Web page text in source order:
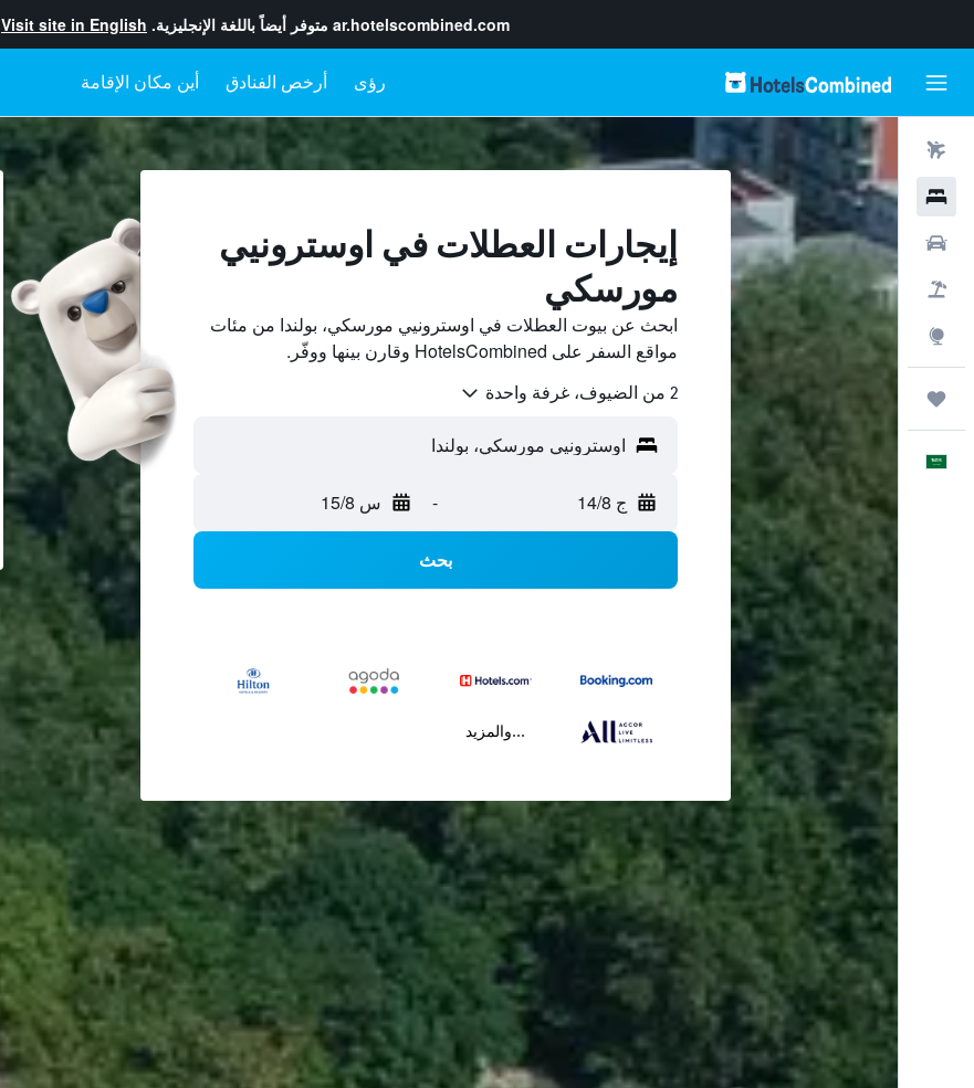
ar.hotelscombined.com متوفر أيضاً باللغة الإنجليزية. Visit site in English
رؤى أرخص الفنادق أين مكان الإقامة
رحلات طيران
فنادق
سيارات
حزم العروض
استكشاف
العَرَبِيَّة
إيجارات العطلات في اوسترونيي
مورسكي
ابحث عن بيوت العطلات في اوسترونيي مورسكي، بولندا من مئات
مواقع السفر على HotelsCombined وقارن بينها ووفّر.
2 من الضيوف، غرفة واحدة
ج 14/8 - س 15/8
بحث
...والمزيد